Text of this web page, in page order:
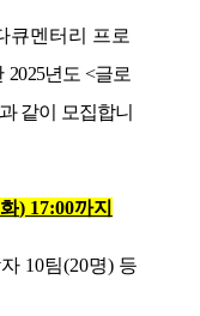
큐멘터리 프로
2025년도 <글로
같이 모집합니
화) 17:00까지
10팀(20명) 등